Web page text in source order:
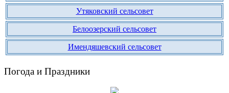
Утяковский сельсовет
Белоозерский сельсовет
Имендяшевский сельсовет
Погода и Праздники